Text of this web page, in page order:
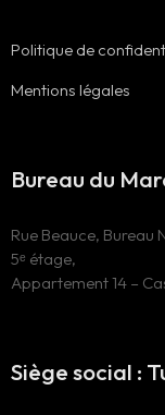
Politique de
Mentions légales
Siège social :
Bureau du
Rue Beauce, Bureau
5ᵉ étage,
Appartement 14 –